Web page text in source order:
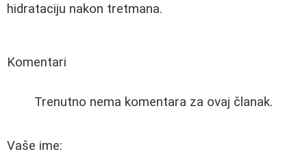
hidrataciju nakon tretmana.
Komentari
Trenutno nema komentara za ovaj članak.
Vaše ime: